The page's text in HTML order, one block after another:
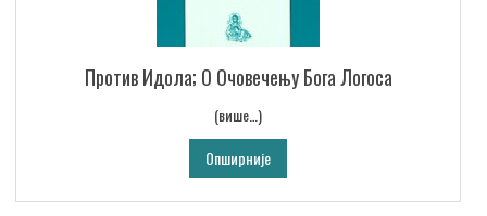
Против Идола; О Очовечењу Бога Логоса
(више…)
Опширније